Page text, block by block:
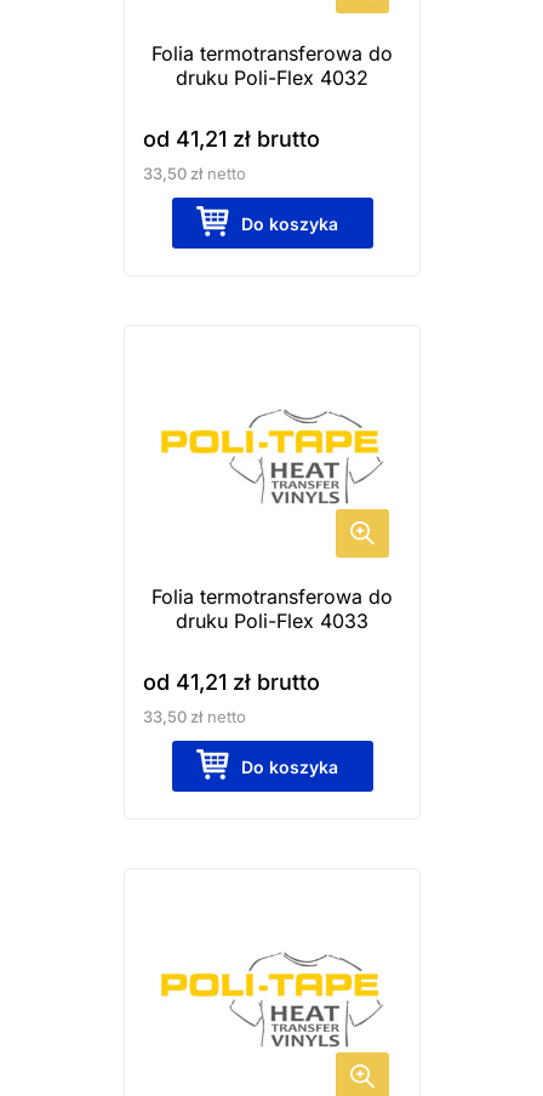
Folia termotransferowa do
druku Poli-Flex 4032
od 41,21 złbrutto
33,50 złnetto
Do koszyka
na
stronie
Folia termotransferowa do
druku Poli-Flex 4033
od 41,21 złbrutto
33,50 złnetto
Do koszyka
wiele
wariantów.
Opcje
można
na
stronie
wiele
wariantów.
Opcje
można